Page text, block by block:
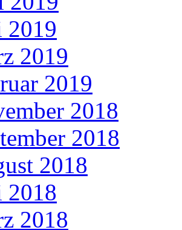
2019
2019
2019
2018
2018
2018
2018
2018